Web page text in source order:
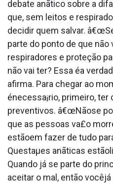
debate anãtico sobre a
que, sem leitos e
decidir quem salvar.
parte do ponto de que não
respiradores e proteção
não vai ter? Essa éa
afirma. Para chegar ao
énecessa¡rio, primeiro,
preventivos. â€œNãose
que as pessoas va£o
estãoem fazer de tudo
Questaµes anãticas
Quando já se parte do
aceitar o mal, então vocêjá